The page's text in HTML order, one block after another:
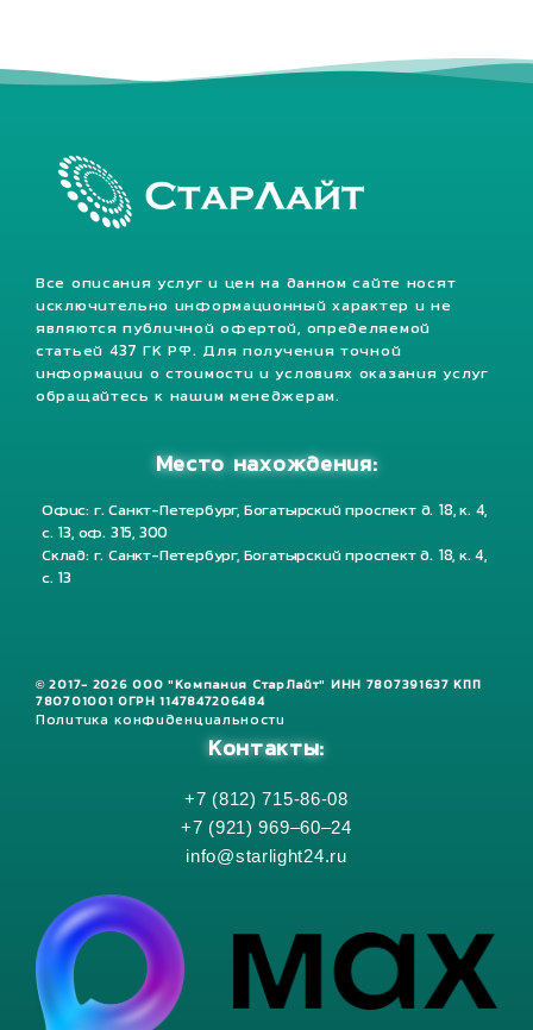
Все описания услуг и цен на данном сайте носят
исключительно информационный характер и не
являются публичной офертой, определяемой
статьей 437 ГК РФ. Для получения точной
информации о стоимости и условиях оказания услуг
обращайтесь к нашим менеджерам.
Место нахождения:
Офис: г. Санкт-Петербург, Богатырский проспект д. 18, к. 4,
с. 13, оф. 315, 300
Склад: г. Санкт-Петербург, Богатырский проспект д. 18, к. 4,
с. 13
© 2017- 2026 ООО "Компания СтарЛайт" ИНН 7807391637 КПП
780701001 ОГРН 1147847206484
Политика конфиденциальности
Контакты:
+7 (812) 715-86-08
+7 (921) 969–60–24
info@starlight24.ru